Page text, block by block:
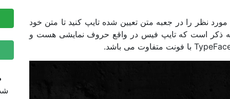
نظر را در جعبه متن تعیین شده تایپ کنید تا متن خود
به ذکر است که تایپ فیس در واقع حروف نمایشی هست و